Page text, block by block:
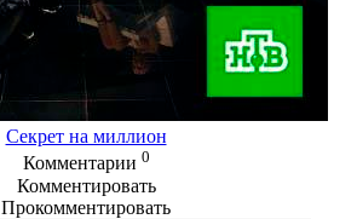
Секрет на миллион
Комментарии 0
Комментировать
Прокомментировать